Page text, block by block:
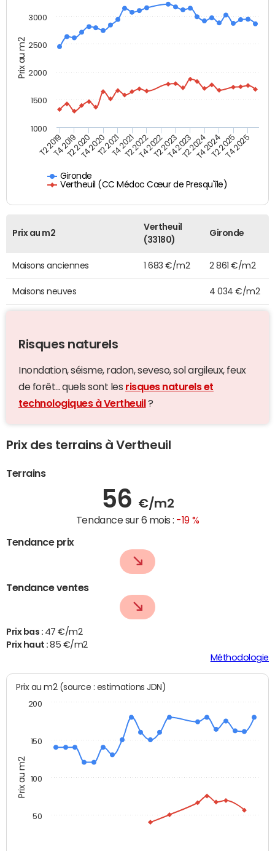
Prix au m2
Gironde
Vertheuil (CC Médoc Cœur de Presqu'île)
T2 2019T4 2019T2 2020T4 2020T2 2021T4 2021T2 2022T4 2022T2 2023T4 2023T2 2024T4 2024T2 2025T4 2025
1000
1500
2000
2500
3000
Prix au m2
Vertheuil
(33180)
Gironde
Maisons anciennes 1 683 €/m2 2 861 €/m2
Maisons neuves 4 034 €/m2
Risques naturels
Inondation, séisme, radon, seveso, sol argileux, feux
de forêt... quels sont les risques naturels et
technologiques à Vertheuil ?
Prix des terrains à Vertheuil
Terrains
56 €/m2
Tendance sur 6 mois : -19 %
Tendance prix
Tendance ventes
Prix bas : 47 €/m2
Prix haut :85 €/m2
Méthodologie
Prix au m2
Prix au m2 (source : estimations JDN)
50
100
150
200